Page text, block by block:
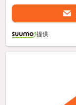
提供